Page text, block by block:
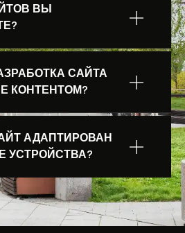
ВЫ
САЙТА
КОНТЕНТОМ?
АДАПТИРОВАН
УСТРОЙСТВА?